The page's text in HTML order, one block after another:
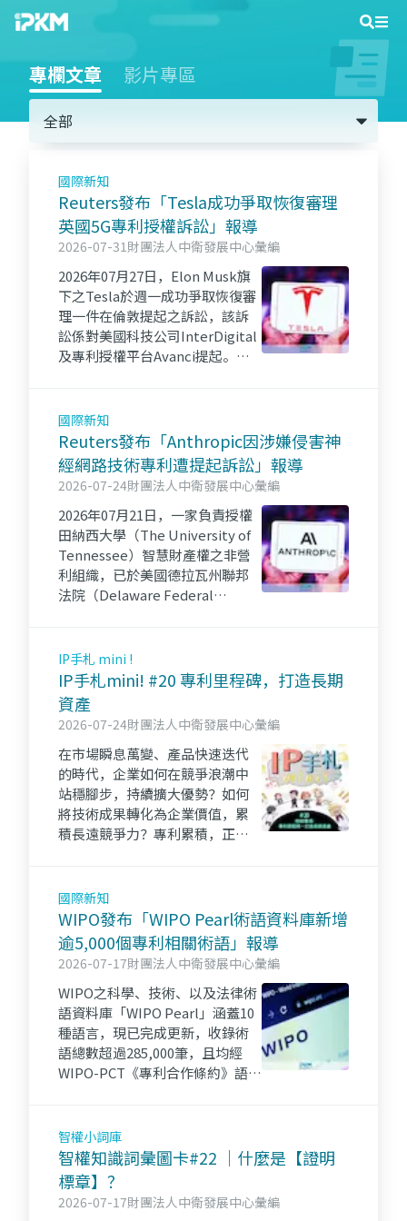
全部
國際新知
Reuters發布「Tesla成功爭取恢復審理
英國5G專利授權訴訟」報導
2026-07-31財團法人中衛發展中心彙編
2026年07月27日，Elon Musk旗
下之Tesla於週一成功爭取恢復審
理一件在倫敦提起之訴訟，該訴
訟係對美國科技公司InterDigital
及專利授權平台Avanci提起。
權。
國際新知
Reuters發布「Anthropic因涉嫌侵害神
經網路技術專利遭提起訴訟」報導
2026-07-24財團法人中衛發展中心彙編
2026年07月21日，一家負責授權
田納西大學（The University of
Tennessee）智慧財產權之非營
利組織，已於美國德拉瓦州聯邦
法院（Delaware Federal
Anthropic涉嫌侵害該非營利組織
與神經網路相關之專利。
IP手札 mini !
IP手札mini! #20 專利里程碑，打造長期
資產
2026-07-24財團法人中衛發展中心彙編
在市場瞬息萬變、產品快速迭代
的時代，企業如何在競爭浪潮中
站穩腳步，持續擴大優勢？如何
將技術成果轉化為企業價值，累
積長遠競爭力？專利累積，正是
國際新知
WIPO發布「WIPO Pearl術語資料庫新增
逾5,000個專利相關術語」報導
2026-07-17財團法人中衛發展中心彙編
WIPO之科學、技術、以及法律術
語資料庫「WIPO Pearl」涵蓋10
種語言，現已完成更新，收錄術
語總數超過285,000筆，且均經
WIPO-PCT《專利合作條約》語言
智權小詞庫
智權知識詞彙圖卡#22 ｜什麼是【證明
標章】？
2026-07-17財團法人中衛發展中心彙編
專欄文章 影片專區